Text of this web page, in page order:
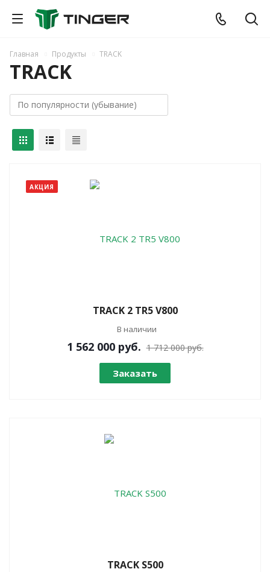
Главная Продукты TRACK
TRACK
АКЦИЯ
TRACK 2 TR5 V800
В наличии
1 562 000 руб. 1 712 000 руб.
Заказать
TRACK S500